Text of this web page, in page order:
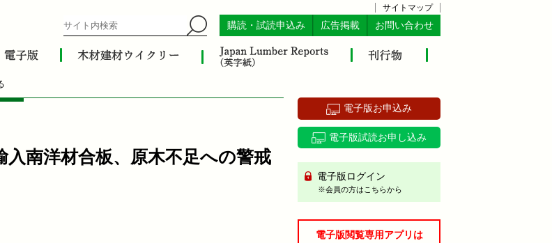
サイトマップ
購読・試読申込み 広告掲載 お問い合わせ
入南洋材合板、原木不足への警戒
電子版お申込み
電子版試読お申し込み
電子版ログイン
※会員の方はこちらから
電子版閲覧専用アプリは